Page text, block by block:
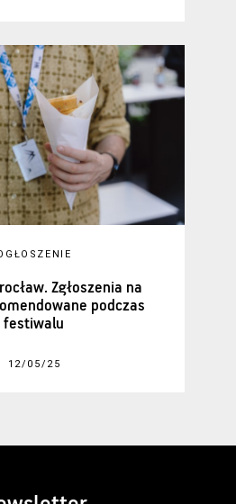
Zgłoszenia na
podczas
festiwalu
12/05/25